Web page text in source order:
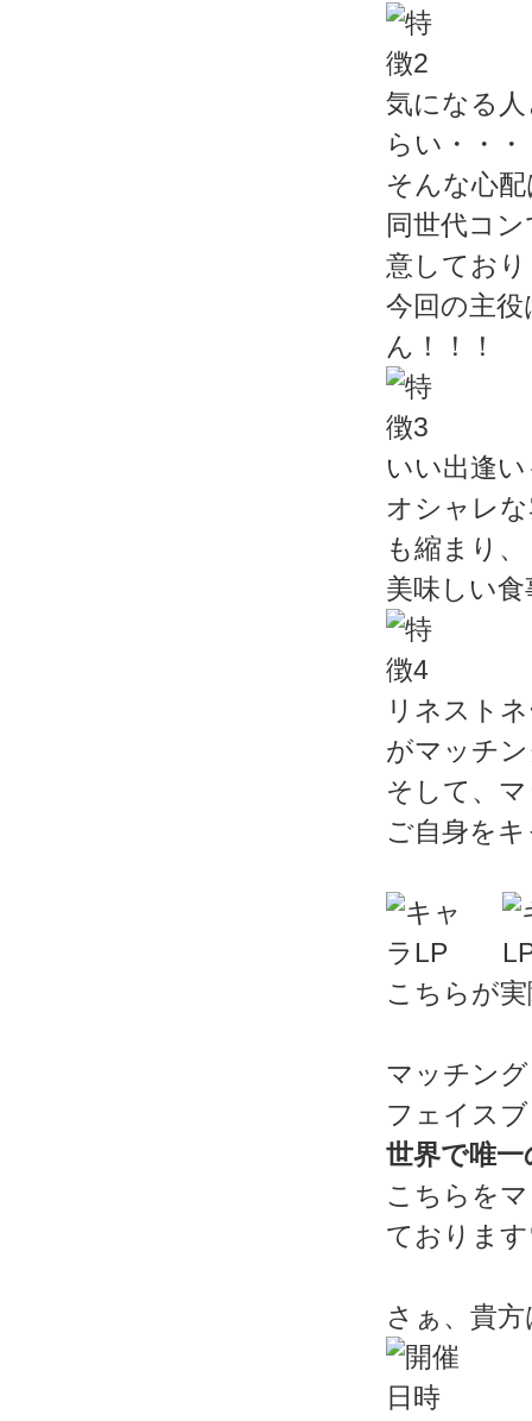
気になる
らい・・・
そんな心
同世代コ
意してお
今回の主
ん！！！
いい出逢
オシャレ
も縮まり、
美味しい
リネスト
がマッチ
そして、
ご自身を
こちらが
マッチン
フェイス
世界で唯
こちらを
ておりま
さぁ、貴